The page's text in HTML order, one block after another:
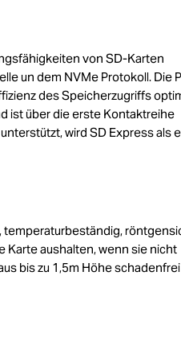
von SD-Karten
un dem NVMe Protokoll. Die
des Speicherzugriffs
ist über die erste Kontaktreihe
wird SD Express als
temperaturbeständig,
Karte aushalten, wenn sie nicht
bis zu 1,5m Höhe schadenfrei